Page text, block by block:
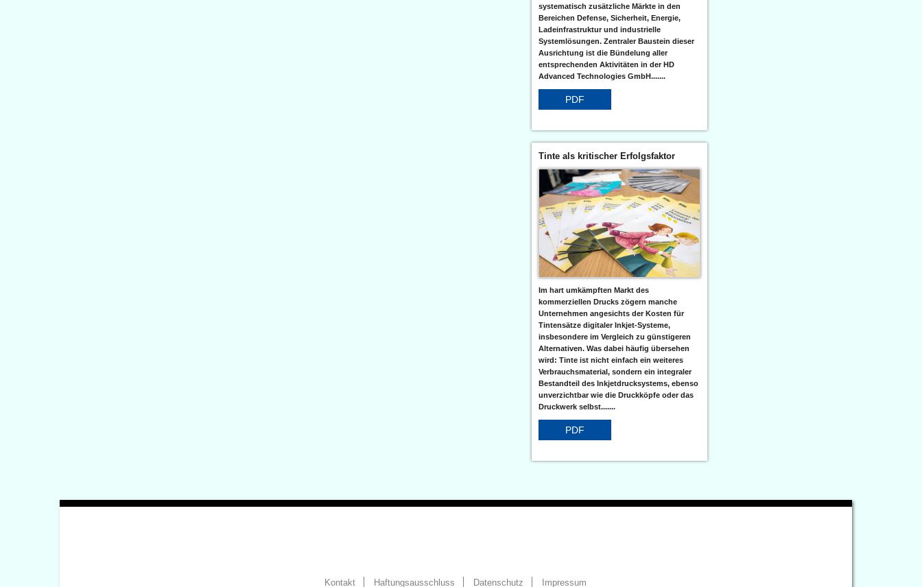
systematisch zusätzliche Märkte in den
Bereichen Defense, Sicherheit, Energie,
Ladeinfrastruktur und industrielle
Systemlösungen. Zentraler Baustein dieser
Ausrichtung ist die Bündelung aller
entsprechenden Aktivitäten in der HD
Advanced Technologies GmbH.......
PDF
Tinte als kritischer Erfolgsfaktor
Im hart umkämpften Markt des
kommerziellen Drucks zögern manche
Unternehmen angesichts der Kosten für
Tintensätze digitaler Inkjet-Systeme,
insbesondere im Vergleich zu günstigeren
Alternativen. Was dabei häufig übersehen
wird: Tinte ist nicht einfach ein weiteres
Verbrauchsmaterial, sondern ein integraler
Bestandteil des Inkjetdrucksystems, ebenso
unverzichtbar wie die Druckköpfe oder das
Druckwerk selbst.......
PDF
Kontakt Haftungsausschluss Datenschutz Impressum